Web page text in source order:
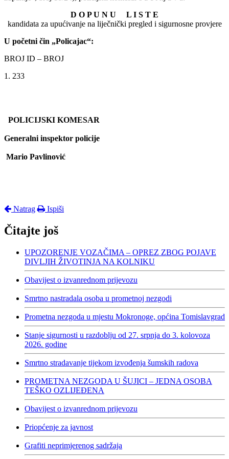
D O P U N U L I S T E
kandidata za upućivanje na liječnički pregled i sigurnosne provjere
U početni čin „Policajac“:
BROJ ID – BROJ
1. 233
POLICIJSKI KOMESAR
Generalni inspektor policije
Mario Pavlinović
Natrag Ispiši
Čitajte još
UPOZORENJE VOZAČIMA – OPREZ ZBOG POJAVE
DIVLJIH ŽIVOTINJA NA KOLNIKU
Obavijest o izvanrednom prijevozu
Smrtno nastradala osoba u prometnoj nezgodi
Prometna nezgoda u mjestu Mokronoge, općina Tomislavgrad
Stanje sigurnosti u razdoblju od 27. srpnja do 3. kolovoza
2026. godine
Smrtno stradavanje tijekom izvođenja šumskih radova
PROMETNA NEZGODA U ŠUJICI – JEDNA OSOBA
TEŠKO OZLIJEĐENA
Obavijest o izvanrednom prijevozu
Priopćenje za javnost
Grafiti neprimjerenog sadržaja